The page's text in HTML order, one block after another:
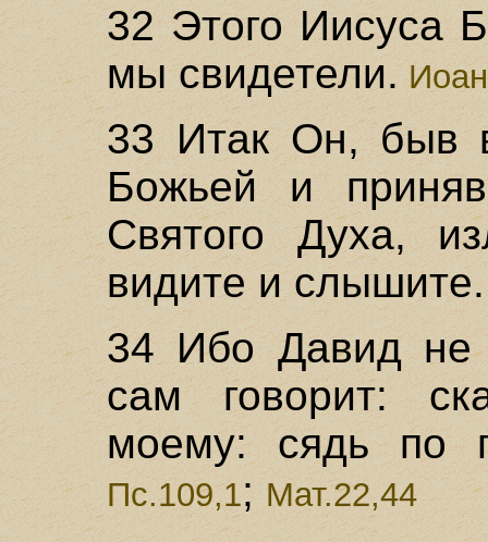
32 Этого Иисуса
мы свидетели.
33 Итак Он, быв
Божьей и
Святого Духа,
видите и слышите.
34 Ибо Давид не
сам говорит:
моему: сядь по
Пс.109,1; Мат.22,44